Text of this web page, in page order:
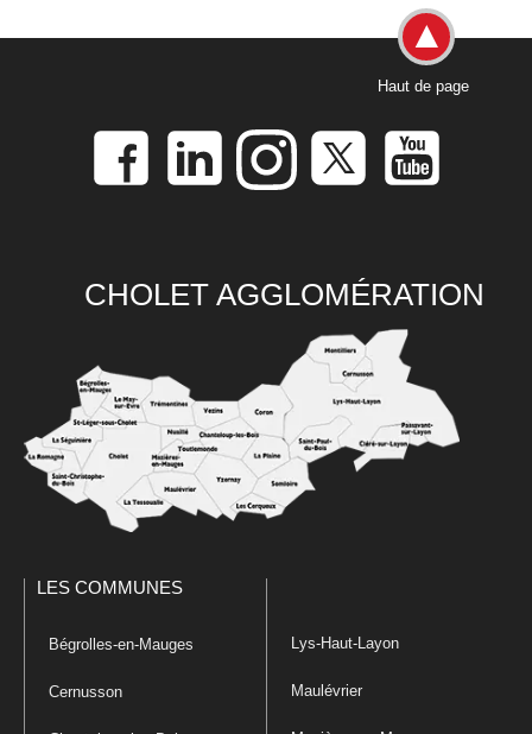
Haut de page
CHOLET AGGLOMÉRATION
LES COMMUNES
Bégrolles-en-Mauges
Cernusson
Lys-Haut-Layon
Maulévrier